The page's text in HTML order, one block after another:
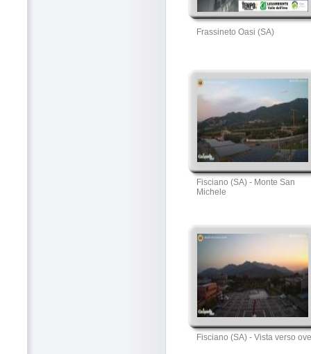
Frassineto Oasi (SA)
Fisciano (SA) - Monte San
Michele
Fisciano (SA) - Vista verso